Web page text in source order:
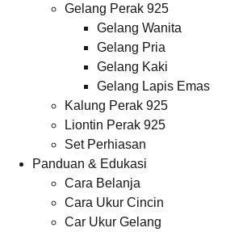
Gelang Perak 925
Gelang Wanita
Gelang Pria
Gelang Kaki
Gelang Lapis Emas
Kalung Perak 925
Liontin Perak 925
Set Perhiasan
Panduan & Edukasi
Cara Belanja
Cara Ukur Cincin
Car Ukur Gelang